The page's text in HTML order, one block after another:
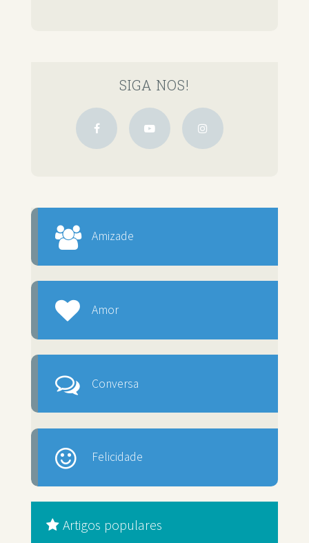
SIGA NOS!
Amizade
Amor
Conversa
Felicidade
Artigos populares